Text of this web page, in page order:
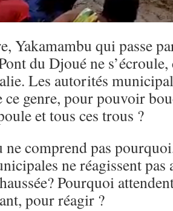
Yakamambu qui passe
du Djoué ne
Les autorités
ce genre, pour pouvoir
et tous ces trous ?
ne comprend pas
ne réagissent pas
Pourquoi
pour réagir ?